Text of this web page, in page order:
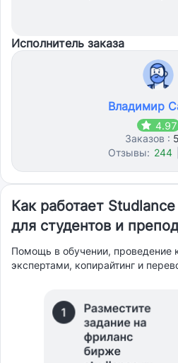
Исполнитель заказа
Владимир
4.97
Заказов :
Отзывы: 244
Как работает
для студентов и
Помощь в обучении, проведение
экспертами, копирайтинг и